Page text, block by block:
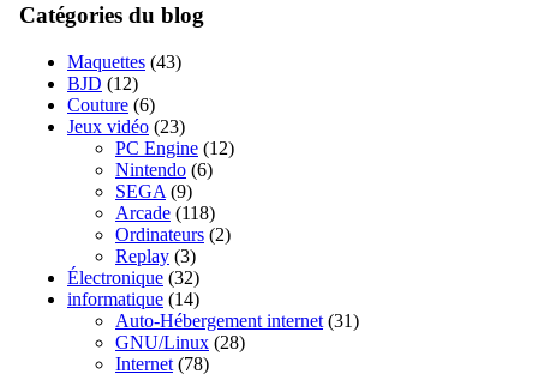
Catégories du blog
Maquettes (43)
BJD (12)
Couture (6)
Jeux vidéo (23)
PC Engine (12)
Nintendo (6)
SEGA (9)
Arcade (118)
Ordinateurs (2)
Replay (3)
Électronique (32)
informatique (14)
Auto-Hébergement internet (31)
GNU/Linux (28)
Internet (78)